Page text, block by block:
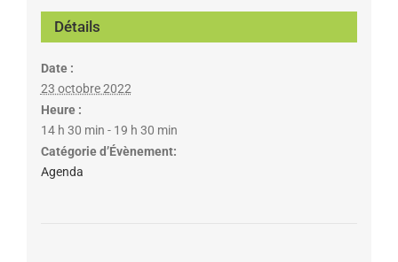
Détails
Date :
23 octobre 2022
Heure :
14 h 30 min - 19 h 30 min
Catégorie d’Évènement:
Agenda